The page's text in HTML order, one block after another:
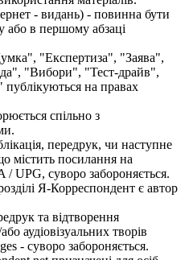
- видань) - повинна бути
або в першому абзаці
"Експертиза", "Заява",
"Вибори", "Тест-драйв",
на правах
спільно з
передрук, чи наступне
містить посилання на
/ UPG, суворо забороняється.
Я-Корреспондент є автор
та відтворення
аудіовізуальних творів
- суворо забороняється.